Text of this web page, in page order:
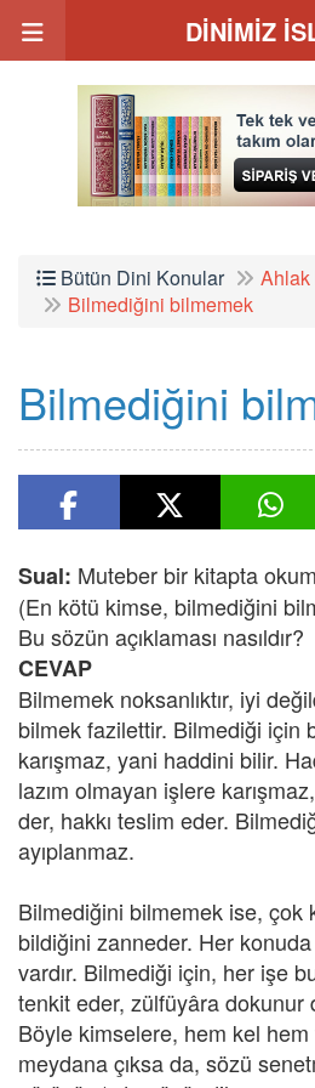
DİNİMİZ
Bütün Dini Konular
Bilmediğini bilmemek
Bilmediğini
Sual: Muteber bir kitapta
(En kötü kimse, bilmediğini
Bu sözün açıklaması nasıldır?
CEVAP
Bilmemek noksanlıktır, iyi
bilmek fazilettir. Bilmediği için
karışmaz, yani haddini bilir.
lazım olmayan işlere
der, hakkı teslim eder.
ayıplanmaz.
Bilmediğini bilmemek ise, çok
bildiğini zanneder. Her
vardır. Bilmediği için, her işe
tenkit eder, zülfüyâra dokunur
Böyle kimselere, hem kel
meydana çıksa da, sözü